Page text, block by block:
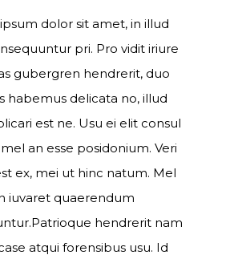
dolor sit amet, in illud
pri. Pro vidit iriure
gubergren hendrerit, duo
habemus delicata no, illud
est ne. Usu ei elit consul
an esse posidonium. Veri
ex, mei ut hinc natum. Mel
iuvaret quaerendum
hendrerit nam
atqui forensibus usu. Id